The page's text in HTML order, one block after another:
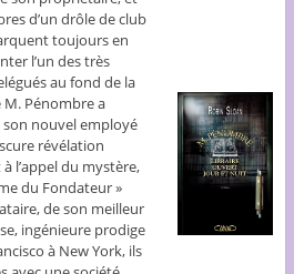
d’un drôle de club
toujours en
l’un des très
au fond de la
Pénombre a
nouvel employé
révélation
l’appel du mystère,
du Fondateur »
de son meilleur
ingénieure prodige
à New York, ils